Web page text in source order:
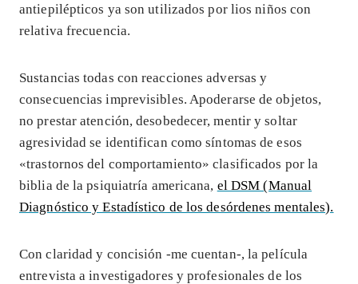
antiepilépticos ya son utilizados por lios niños con
relativa frecuencia.
Sustancias todas con reacciones adversas y
consecuencias imprevisibles. Apoderarse de objetos,
no prestar atención, desobedecer, mentir y soltar
agresividad se identifican como síntomas de esos
«trastornos del comportamiento» clasificados por la
biblia de la psiquiatría americana, el DSM (Manual
Diagnóstico y Estadístico de los desórdenes mentales).
Con claridad y concisión -me cuentan-, la película
entrevista a investigadores y profesionales de los